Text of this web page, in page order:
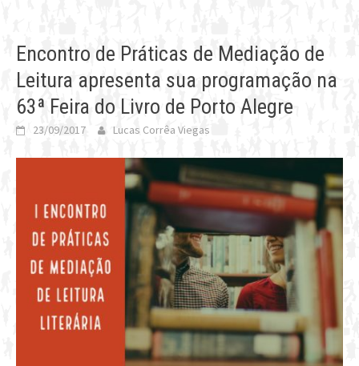
Encontro de Práticas de Mediação de
Leitura apresenta sua programação na
63ª Feira do Livro de Porto Alegre
23/09/2017 Lucas Corrêa Viegas